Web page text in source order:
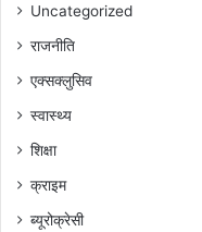
Uncategorized
राजनीति
एक्सक्लुसिव
स्वास्थ्य
शिक्षा
क्राइम
ब्यूरोक्रेसी